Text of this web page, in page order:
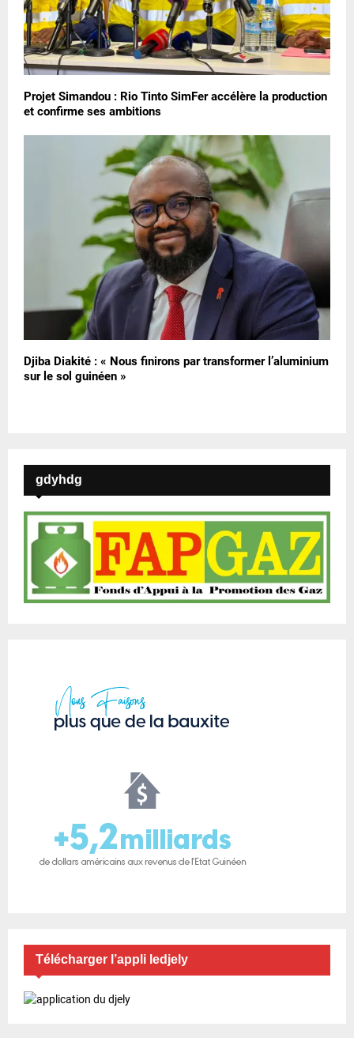
Projet Simandou : Rio Tinto SimFer accélère la production
et confirme ses ambitions
Djiba Diakité : « Nous finirons par transformer l’aluminium
sur le sol guinéen »
gdyhdg
Télécharger l’appli ledjely